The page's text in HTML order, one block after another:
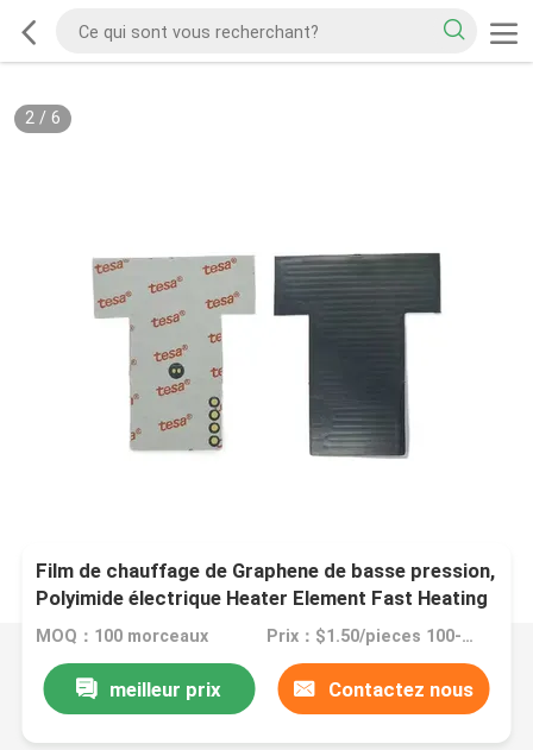
2/ 6
Film de chauffage de Graphene de basse pression,
Polyimide électrique Heater Element Fast Heating
MOQ：100 morceaux Prix：$1.50/pieces 100-199 pieces
meilleur prix Contactez nous